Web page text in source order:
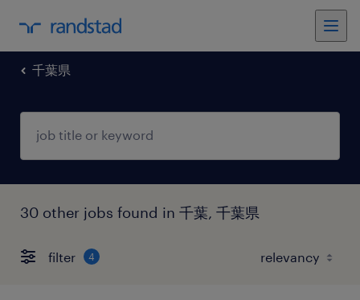
千葉県
30 other jobs found in 千葉, 千葉県
filter 4